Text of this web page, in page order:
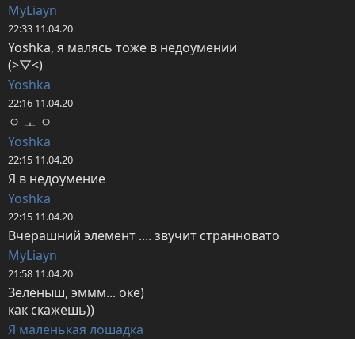
MyLiayn
22:33 11.04.20
Yoshka, я малясь тоже в недоумении
(>▽<)
Yoshka
22:16 11.04.20
ㅇ ㅗ ㅇ
Yoshka
22:15 11.04.20
Я в недоумение
Yoshka
22:15 11.04.20
Вчерашний элемент .... звучит странновато
MyLiayn
21:58 11.04.20
Зелёныш, эммм... оке)
как скажешь))
Я маленькая лошадка